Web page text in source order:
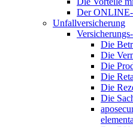
Der
Unfallversicherung
Die
Die
Die
Die
Die
Die